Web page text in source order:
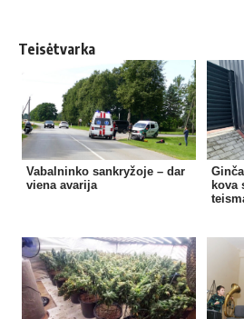
Teisėtvarka
Vabalninko sankryžoje – dar
viena avarija
kova